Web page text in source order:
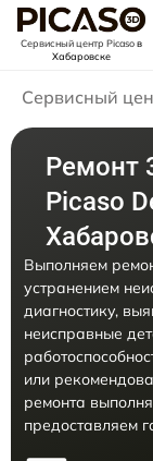
Сервисный центр Picasoв
Хабаровске
Сервисный
Ремонт
Picaso
Выполняем
устранением
диагностику,
неисправные
или
ремонта
предоставляем